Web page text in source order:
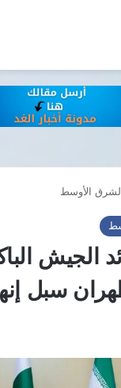
الأوسط
الجيش
سبل